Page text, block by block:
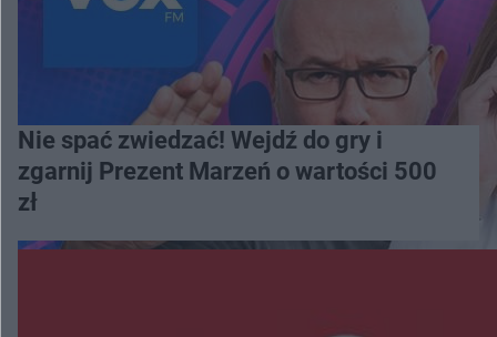
Nie spać zwiedzać! Wejdź do gry i
zgarnij Prezent Marzeń o wartości 500
zł